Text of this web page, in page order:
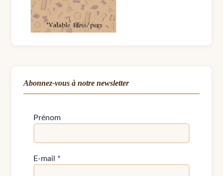
Abonnez-vous à notre newsletter
Prénom
E-mail *